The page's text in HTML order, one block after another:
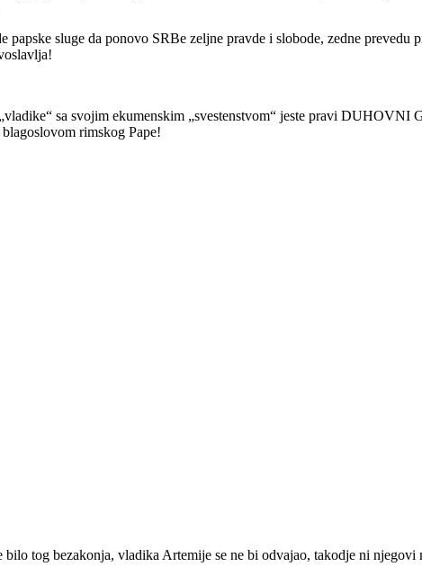
sluge da ponovo SRBe zeljne pravde i slobode, zedne prevedu
sa svojim ekumenskim „svestenstvom“ jeste pravi
rimskog Pape!
tog bezakonja, vladika Artemije se ne bi odvajao, takodje ni njegovi